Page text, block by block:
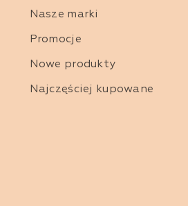
Nasze marki
Promocje
Nowe produkty
Najczęściej kupowane